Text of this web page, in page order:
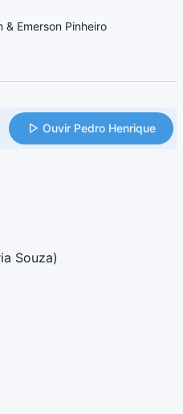
Emerson Pinheiro
Ouvir Pedro Henrique
Souza)